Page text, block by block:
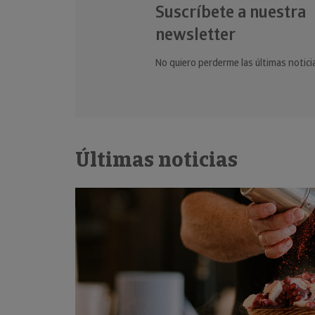
Suscríbete a nuestra
newsletter
No quiero perderme las últimas
Últimas noticias